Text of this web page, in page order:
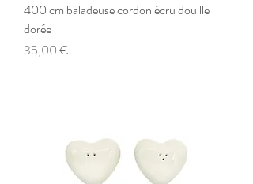
400 cm baladeuse cordon écru douille
dorée
Preis
35,00 €